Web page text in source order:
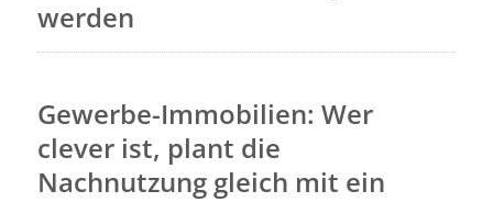
werden
Gewerbe-Immobilien: Wer
clever ist, plant die
Nachnutzung gleich mit ein